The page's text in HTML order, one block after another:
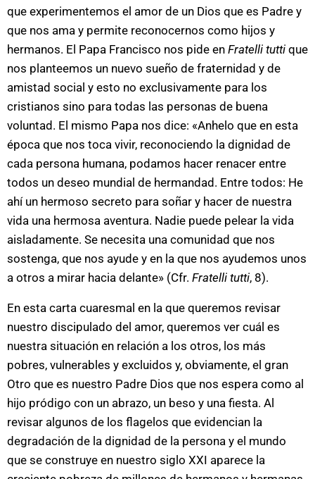
que experimentemos el amor de un Dios que es Padre y
que nos ama y permite reconocernos como hijos y
hermanos. El Papa Francisco nos pide en Fratelli tutti que
nos planteemos un nuevo sueño de fraternidad y de
amistad social y esto no exclusivamente para los
cristianos sino para todas las personas de buena
voluntad. El mismo Papa nos dice: «Anhelo que en esta
época que nos toca vivir, reconociendo la dignidad de
cada persona humana, podamos hacer renacer entre
todos un deseo mundial de hermandad. Entre todos: He
ahí un hermoso secreto para soñar y hacer de nuestra
vida una hermosa aventura. Nadie puede pelear la vida
aisladamente. Se necesita una comunidad que nos
sostenga, que nos ayude y en la que nos ayudemos unos
a otros a mirar hacia delante» (Cfr. Fratelli tutti, 8).
En esta carta cuaresmal en la que queremos revisar
nuestro discipulado del amor, queremos ver cuál es
nuestra situación en relación a los otros, los más
pobres, vulnerables y excluidos y, obviamente, el gran
Otro que es nuestro Padre Dios que nos espera como al
hijo pródigo con un abrazo, un beso y una fiesta. Al
revisar algunos de los flagelos que evidencian la
degradación de la dignidad de la persona y el mundo
que se construye en nuestro siglo XXI aparece la